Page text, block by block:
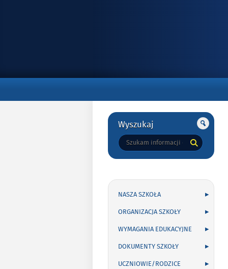
Gorne
Wyszukaj
Tutaj
wpisz
NASZA SZKOŁA
ORGANIZACJA SZKOŁY
WYMAGANIA EDUKACYJNE
DOKUMENTY SZKOŁY
UCZNIOWIE/RODZICE